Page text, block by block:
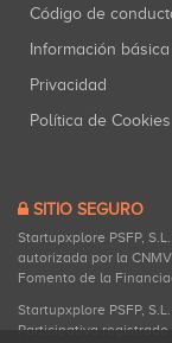
Código de
Información
Privacidad
Política de Cookies
SITIO SEGURO
Startupxplore PSFP,
autorizada por la
Fomento de la
Startupxplore PSFP,
Participativa